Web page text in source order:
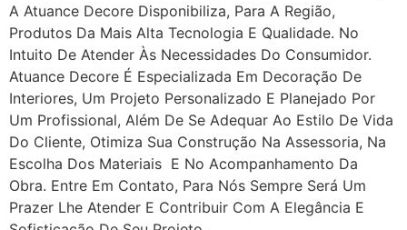
A Atuance Decore Disponibiliza, Para A Região,
Produtos Da Mais Alta Tecnologia E Qualidade. No
Intuito De Atender Às Necessidades Do Consumidor.
Atuance Decore É Especializada Em Decoração De
Interiores, Um Projeto Personalizado E Planejado Por
Um Profissional, Além De Se Adequar Ao Estilo De Vida
Do Cliente, Otimiza Sua Construção Na Assessoria, Na
Escolha Dos Materiais E No Acompanhamento Da
Obra. Entre Em Contato, Para Nós Sempre Será Um
Prazer Lhe Atender E Contribuir Com A Elegância E